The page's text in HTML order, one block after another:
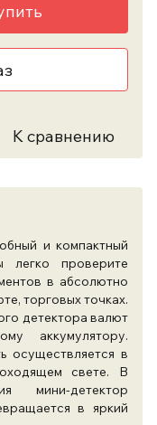
К сравнению
и компактный
проверите
в абсолютно
торговых точках.
детектора валют
аккумулятору.
осуществляется в
свете. В
мини-детектор
в яркий